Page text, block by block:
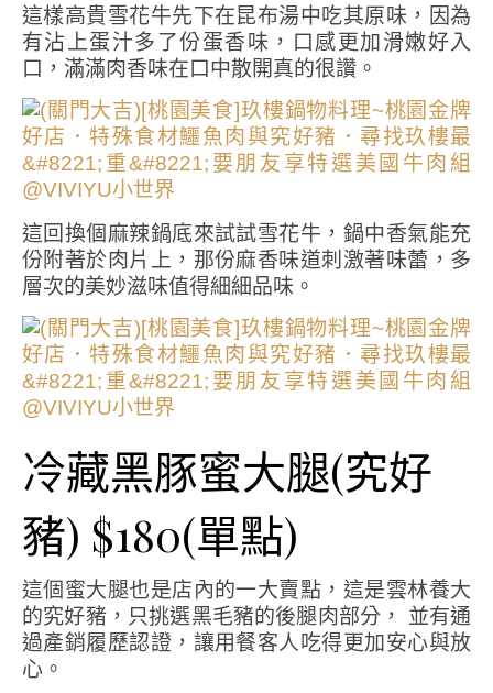
這樣高貴雪花牛先下在昆布湯中吃其原味，因為
有沾上蛋汁多了份蛋香味，口感更加滑嫩好入
口，滿滿肉香味在口中散開真的很讚。
這回換個麻辣鍋底來試試雪花牛，鍋中香氣能充
份附著於肉片上，那份麻香味道刺激著味蕾，多
層次的美妙滋味值得細細品味。
冷藏黑豚蜜大腿(究好
豬) $180(單點)
這個蜜大腿也是店內的一大賣點，這是雲林養大
的究好豬，只挑選黑毛豬的後腿肉部分， 並有通
過產銷履歷認證，讓用餐客人吃得更加安心與放
心。